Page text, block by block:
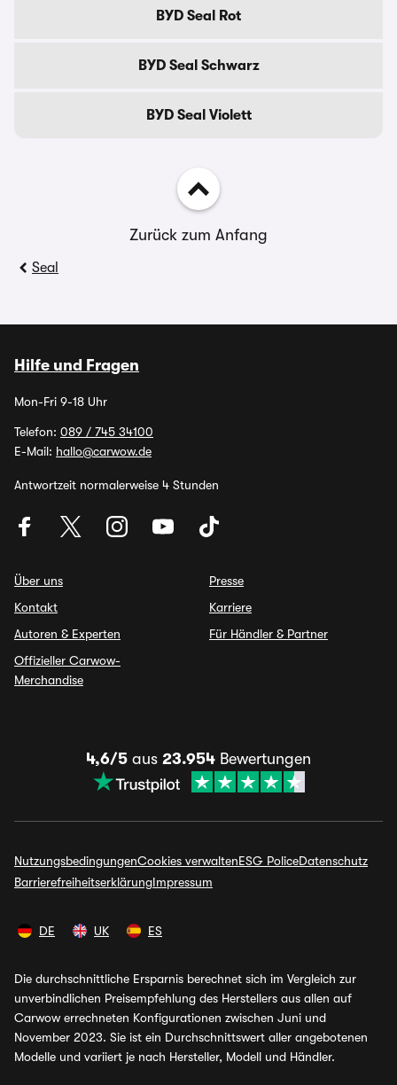
BYD Seal Rot
BYD Seal Schwarz
BYD Seal Violett
Zurück zum Anfang
Seal
Hilfe und Fragen
Mon-Fri 9-18 Uhr
Telefon: 089 / 745 34100
E-Mail: hallo@carwow.de
Antwortzeit normalerweise 4 Stunden
Über uns
Kontakt
Autoren & Experten
Offizieller Carwow-
Merchandise
Presse
Karriere
Für Händler & Partner
4,6/5 aus 23.954 Bewertungen
NutzungsbedingungenCookies verwaltenESG PoliceDatenschutz
BarrierefreiheitserklärungImpressum
DE UK ES
Die durchschnittliche Ersparnis berechnet sich im Vergleich zur
unverbindlichen Preisempfehlung des Herstellers aus allen auf
Carwow errechneten Konfigurationen zwischen Juni und
November 2023. Sie ist ein Durchschnittswert aller angebotenen
Modelle und variiert je nach Hersteller, Modell und Händler.